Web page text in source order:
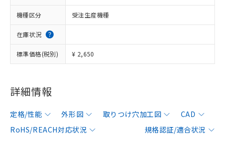
機種区分 受注生産機種
在庫状況
標準価格(税別) ¥ 2,650
詳細情報
定格/性能 外形図 取りつけ穴加工図
CAD
RoHS/REACH対応状況
規格認証/適合状況